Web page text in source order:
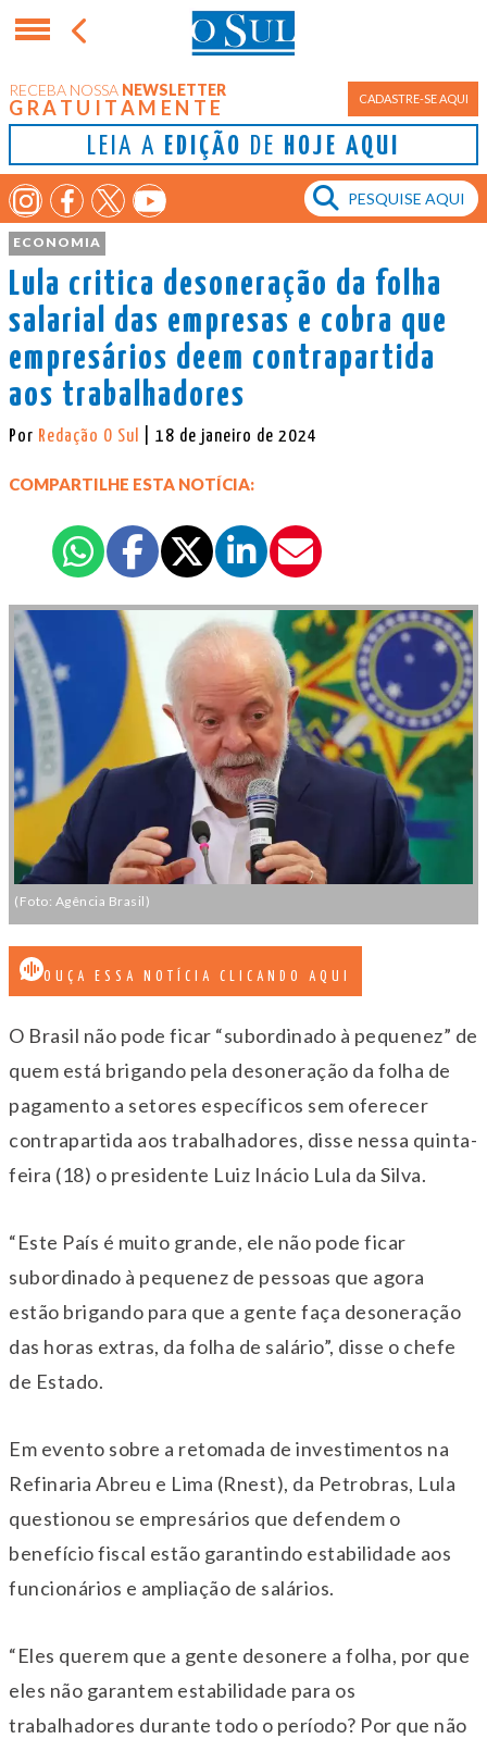
RECEBA NOSSA NEWSLETTER
GRATUITAMENTE CADASTRE-SE AQUI
LEIA A EDIÇÃO DE HOJE AQUI
ECONOMIA
Lula critica desoneração da folha
salarial das empresas e cobra que
empresários deem contrapartida
aos trabalhadores
Por Redação O Sul | 18 de janeiro de 2024
COMPARTILHE ESTA NOTÍCIA:
(Foto: Agência Brasil)
OUÇA ESSA NOTÍCIA CLICANDO AQUI
O Brasil não pode ficar “subordinado à pequenez” de
quem está brigando pela desoneração da folha de
pagamento a setores específicos sem oferecer
contrapartida aos trabalhadores, disse nessa quinta-
feira (18) o presidente Luiz Inácio Lula da Silva.
“Este País é muito grande, ele não pode ficar
subordinado à pequenez de pessoas que agora
estão brigando para que a gente faça desoneração
das horas extras, da folha de salário”, disse o chefe
de Estado.
Em evento sobre a retomada de investimentos na
Refinaria Abreu e Lima (Rnest), da Petrobras, Lula
questionou se empresários que defendem o
benefício fiscal estão garantindo estabilidade aos
funcionários e ampliação de salários.
“Eles querem que a gente desonere a folha, por que
eles não garantem estabilidade para os
trabalhadores durante todo o período? Por que não